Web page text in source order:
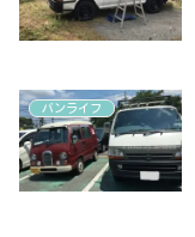
バンライフ